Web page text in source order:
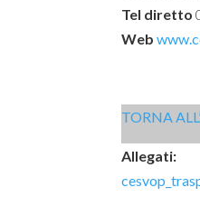
Tel diretto
Web
TORNA
Allegati: